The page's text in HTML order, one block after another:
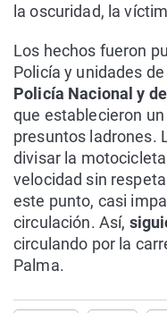
la oscuridad, la
Los hechos fueron
Policía y unidades
Policía Nacional y
que establecieron
presuntos ladrones.
divisar la
velocidad sin
este punto, casi
circulación. Así,
circulando por la
Palma.